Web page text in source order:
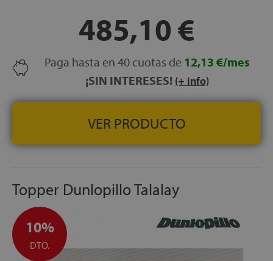
485,10 €
Paga hasta en 40 cuotas de 12,13 €/mes
¡SIN INTERESES! (+ info)
VER PRODUCTO
Topper Dunlopillo Talalay
10%
DTO.